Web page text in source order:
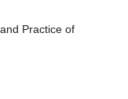
Practice of